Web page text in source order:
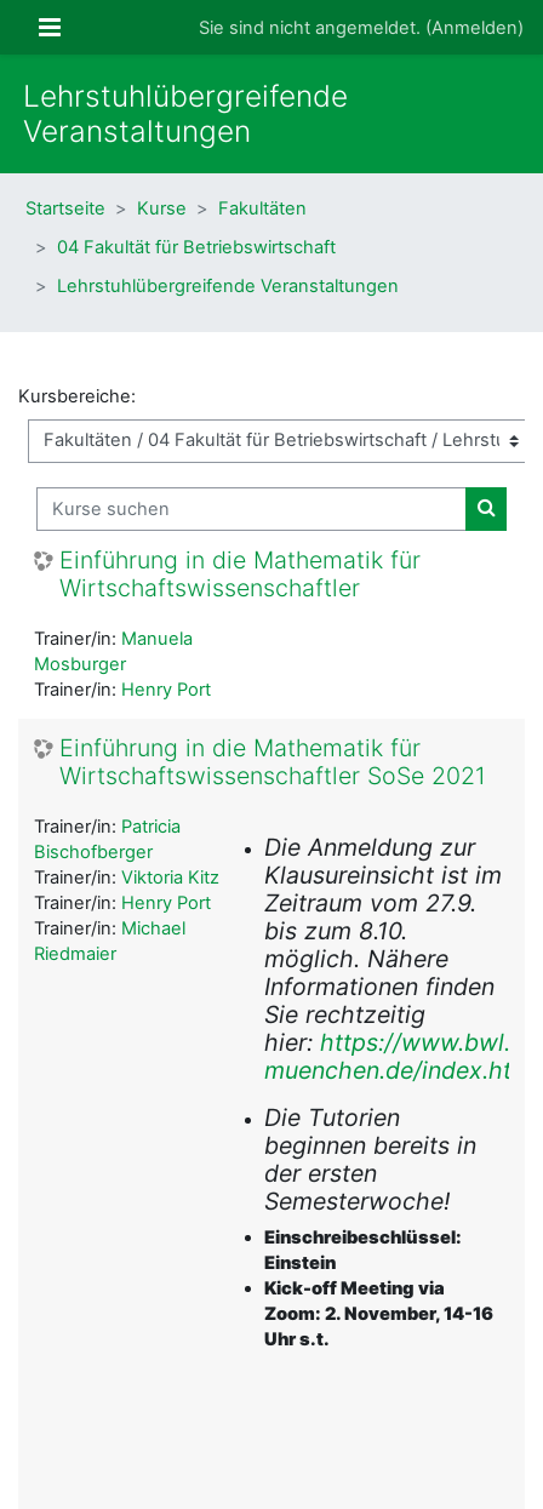
Website-ÜbersichtSie sind nicht angemeldet. (Anmelden)
Lehrstuhlübergreifende
Veranstaltungen
Startseite Kurse
Fakultäten
04 Fakultät für Betriebswirtschaft
Lehrstuhlübergreifende Veranstaltungen
Kursbereiche:
Kurse suchen
Kurse
Einführung in die Mathematik für
Wirtschaftswissenschaftler
Trainer/in: Manuela
Mosburger
Trainer/in: Henry Port
Einführung in die Mathematik für
Wirtschaftswissenschaftler SoSe 2021
Die Anmeldung zur
Klausureinsicht ist im
Zeitraum vom 27.9.
bis zum 8.10.
möglich. Nähere
Informationen finden
Sie rechtzeitig
hier:https://
muenchen.de/index.html
Die Tutorien
beginnen bereits in
der ersten
Semesterwoche!
Einschreibeschlüssel:
Einstein
Kick-off Meeting via
Zoom:2. November, 14-16
Uhr s.t.
Trainer/in: Patricia
Bischofberger
Trainer/in: Viktoria Kitz
Trainer/in: Henry Port
Trainer/in: Michael
Riedmaier